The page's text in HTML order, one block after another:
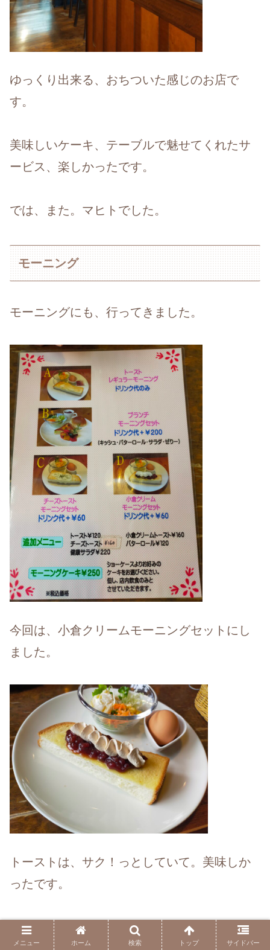
ゆっくり出来る、おちついた感じのお店で
す。
美味しいケーキ、テーブルで魅せてくれたサ
ービス、楽しかったです。
では、また。マヒトでした。
モーニング
モーニングにも、行ってきました。
今回は、小倉クリームモーニングセットにし
ました。
トーストは、サク！っとしていて。美味しか
ったです。
今回は、朝9時過ぎに行ってきましたが
メニュー ホーム 検索 トップ サイドバー